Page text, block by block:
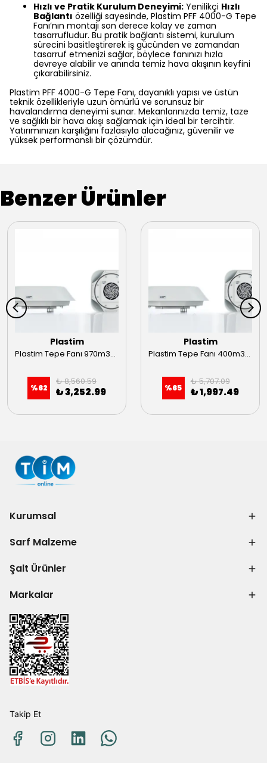
Hızlı ve Pratik Kurulum Deneyimi: Yenilikçi Hızlı
Bağlantı özelliği sayesinde, Plastim PFF 4000-G Tepe
Fanı’nın montajı son derece kolay ve zaman
tasarrufludur. Bu pratik bağlantı sistemi, kurulum
sürecini basitleştirerek iş gücünden ve zamandan
tasarruf etmenizi sağlar, böylece fanınızı hızla
devreye alabilir ve anında temiz hava akışının keyfini
çıkarabilirsiniz.
Plastim PFF 4000-G Tepe Fanı, dayanıklı yapısı ve üstün
teknik özellikleriyle uzun ömürlü ve sorunsuz bir
havalandırma deneyimi sunar. Mekanlarınızda temiz, taze
ve sağlıklı bir hava akışı sağlamak için ideal bir tercihtir.
Yatırımınızın karşılığını fazlasıyla alacağınız, güvenilir ve
yüksek performanslı bir çözümdür.
Benzer Ürünler
Plastim
Plastim Tepe Fanı 970m3/h 230VAC Hızlı Bağlantı
%62
₺ 8,560.59
₺ 3,252.99
Plastim
Plastim Tepe Fanı 400m3/h 230VAC
%65
₺ 5,707.09
₺ 1,997.49
Kurumsal
Sarf Malzeme
Şalt Ürünler
Markalar
Takip Et